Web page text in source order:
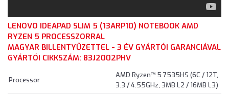
LENOVO IDEAPAD SLIM 5 (13ARP10) NOTEBOOK AMD
RYZEN 5 PROCESSZORRAL
MAGYAR BILLENTYŰZETTEL - 3 ÉV GYÁRTÓI GARANCIÁVAL
GYÁRTÓI CIKKSZÁM: 83J2002PHV
Processor
AMD Ryzen™ 5 7535HS (6C / 12T,
3.3 / 4.55GHz, 3MB L2 / 16MB L3)